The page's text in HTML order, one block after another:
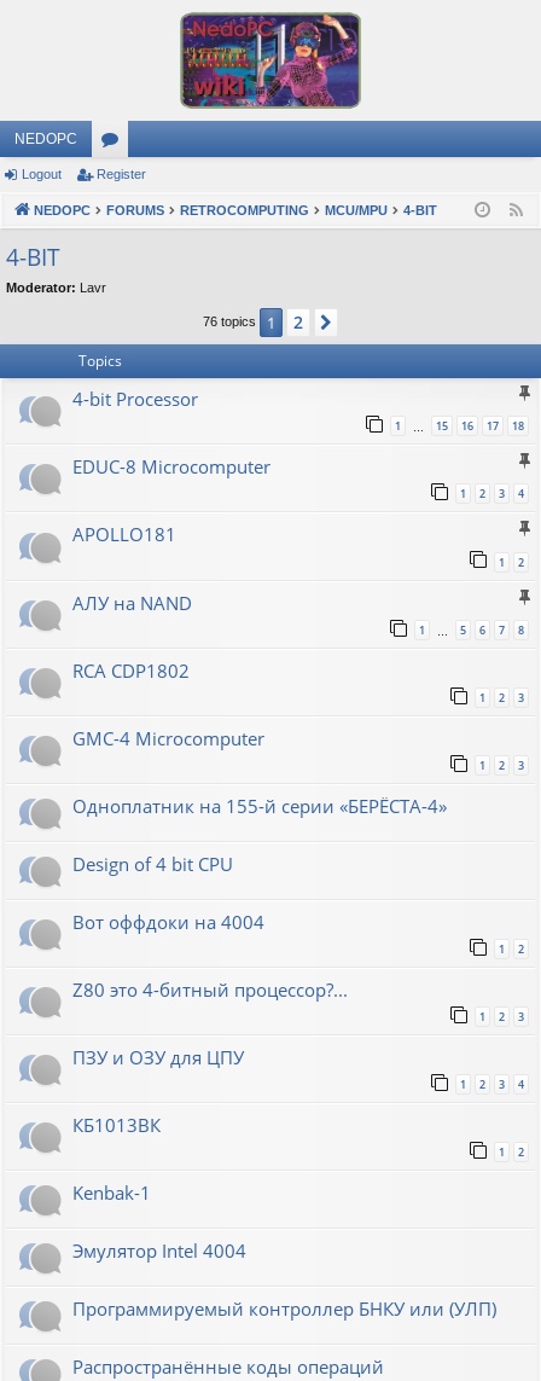
NEDOPC
or
u
s
Logout Register
NEDOPC FORUMS RETROCOMPUTING MCU/MPU 4-BIT
4-BIT
Moderator: Lavr
76 topics 1 2
Topics
4-bit Processor
1 … 15 16 17 18
EDUC-8 Microcomputer
1 2 3 4
APOLLO181
1 2
АЛУ на NAND
1 5 6 7 8
RCA CDP1802
1 2 3
GMC-4 Microcomputer
1 2 3
Одноплатник на 155-й серии «БЕРЁСТА-4»
Design of 4 bit CPU
Вот оффдоки на 4004
1 2
Z80 это 4-битный процессор?...
1 2 3
ПЗУ и ОЗУ для ЦПУ
1 2 3 4
КБ1013ВК
1 2
Kenbak-1
Эмулятор Intel 4004
Программируемый контроллер БНКУ или (УЛП)
Распространённые коды операций